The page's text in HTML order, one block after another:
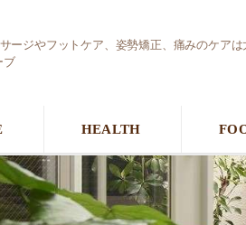
ージやフットケア、姿勢矯正、痛みのケア
ブ
HEALTH